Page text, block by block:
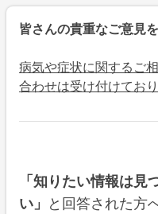
皆さんの貴重なご意見
病気や症状に関するご
合わせは受け付けており
「知りたい情報は見
い」 と回答された方